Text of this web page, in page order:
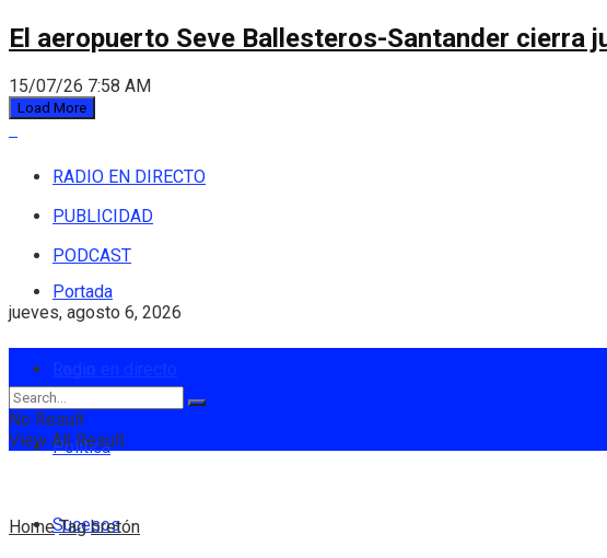
El aeropuerto Seve Ballesteros-Santander cierra
15/07/26 7:58 AM
Load More
RADIO EN DIRECTO
PUBLICIDAD
PODCAST
jueves, agosto 6, 2026
Portada
Política
Sucesos
No Result
View All Result
Home Tag bretón